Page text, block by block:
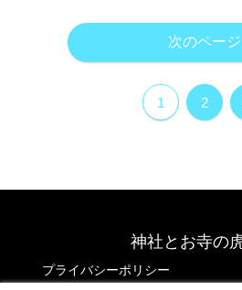
次のページ
1 2
神社とお寺の
プライバシーポリシー